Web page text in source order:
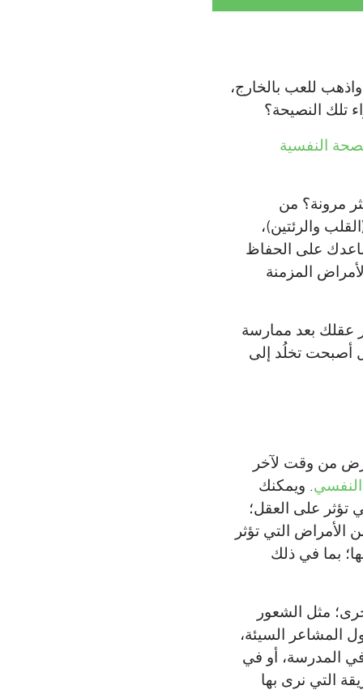
ساوث ويلز
Matthew
للعب بالخارج،
تلك النصيحة؟
النفسية
مرونة؟ من
والرئتين)،
على الحفاظ
المزمنة
عقلك بعد ممارسة
أصبحت تخلُد إلى
من وقت لآخر
. ويمكنك
تؤثر على العقل؛
التي تؤثر
بما في ذلك
مثل الشعور
المشاعر السيئة،
في المدرسة، أو في
التي نرى بها